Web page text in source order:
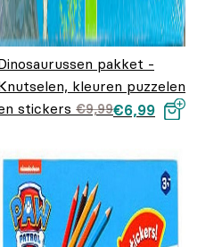
pakket -
kleuren puzzelen
stickers €9,99
Oorspronkelijke
€6,99
Huidige